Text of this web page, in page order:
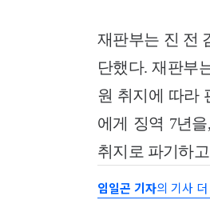
재판부는 진 전
단했다. 재판부
원 취지에 따라
에게 징역 7년
취지로 파기하
임일곤 기자의 기사 더